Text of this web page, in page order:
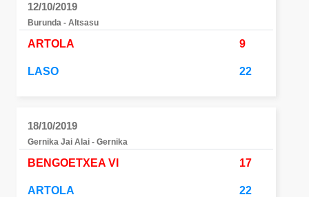
12/10/2019
Burunda - Altsasu
ARTOLA 9
LASO 22
18/10/2019
Gernika Jai Alai - Gernika
BENGOETXEA VI 17
ARTOLA 22